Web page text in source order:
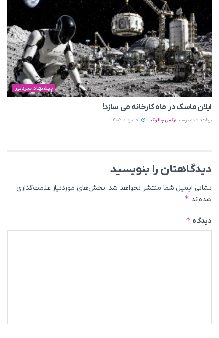
پیشنهاد سردبیر
ایلان ماسک در ماه کارخانه می سازد!
نوشته شده توسط نرگس چالوک
دیدگاهتان را بنویسید
نشانی ایمیل شما منتشر نخواهد شد. بخش‌های موردنیاز علامت‌گذاری
شده‌اند *
دیدگاه *